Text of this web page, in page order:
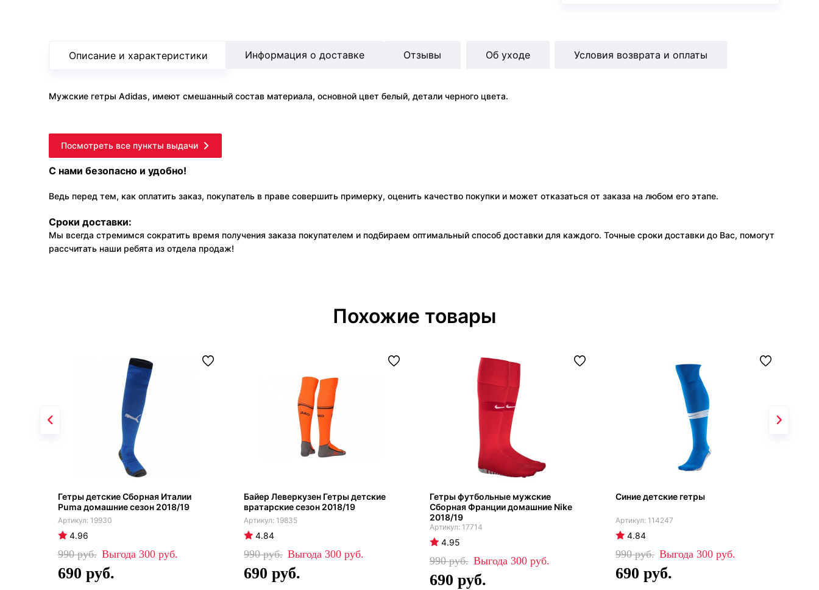
Описание и характеристики
Мужские гетры Adidas, имеют смешанный состав материала, основной цвет белый, детали черного цвета.
Информация о доставке Отзывы Об уходе Условия возврата и оплаты
Посмотреть все пункты выдачи
С нами безопасно и удобно!
Ведь перед тем, как оплатить заказ, покупатель в праве совершить примерку, оценить качество покупки и может отказаться от заказа на любом его этапе.
Сроки доставки:
Мы всегда стремимся сократить время получения заказа покупателем и подбираем оптимальный способ доставки для каждого. Точные сроки доставки до Вас, помогут
рассчитать наши ребята из отдела продаж!
Похожие товары
Гетры детские Сборная Италии
Puma домашние сезон 2018/19
19930
4.96
990 300
690
Байер Леверкузен Гетры детские
вратарские сезон 2018/19
19835
4.84
990 300
690
Гетры футбольные мужские
Сборная Франции домашние Nike
2018/19
17714
4.95
990 300
690
Синие детские гетры
114247
4.84
990 300
690